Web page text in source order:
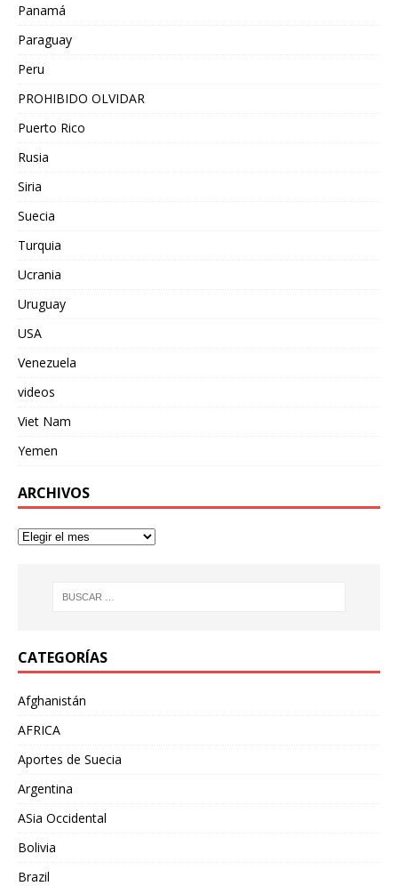
Panamá
Paraguay
Peru
PROHIBIDO OLVIDAR
Puerto Rico
Rusia
Siria
Suecia
Turquia
Ucrania
Uruguay
USA
Venezuela
videos
Viet Nam
Yemen
ARCHIVOS
CATEGORÍAS
Afghanistán
AFRICA
Aportes de Suecia
Argentina
ASia Occidental
Bolivia
Brazil